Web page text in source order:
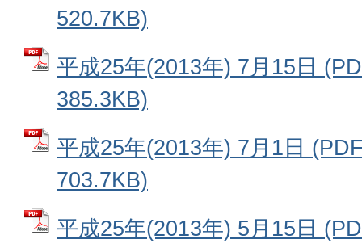
520.7KB)
平成25年(2013年) 7月15日
385.3KB)
平成25年(2013年) 7月1日
703.7KB)
平成25年(2013年) 5月15日